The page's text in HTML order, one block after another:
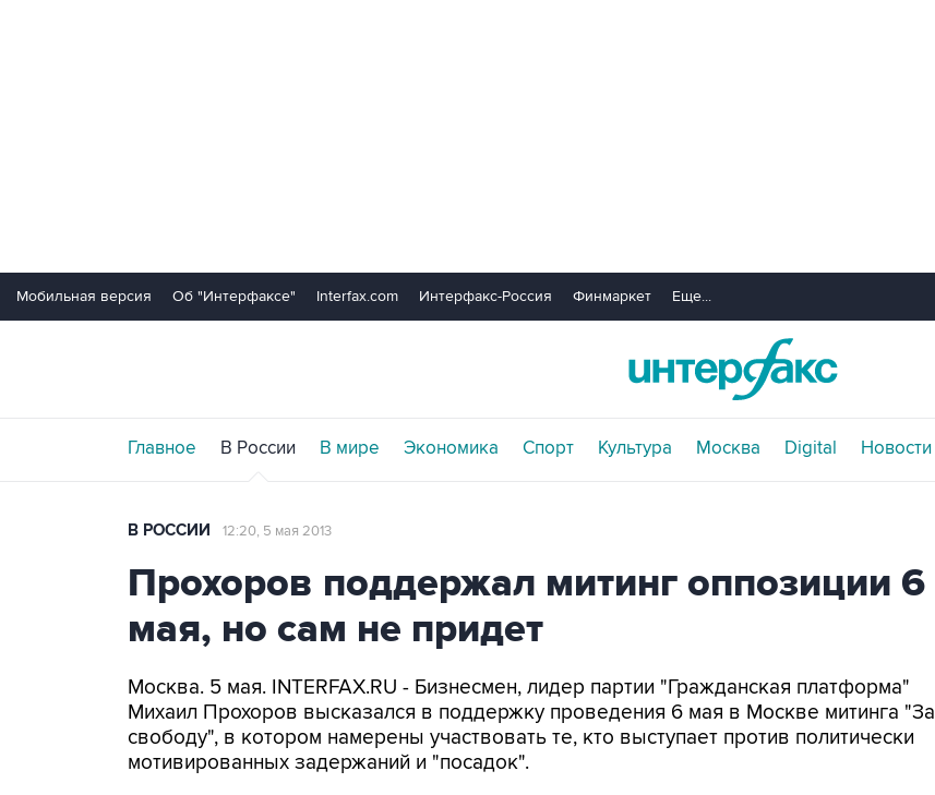
Мобильная версия Об "Интерфаксе" Interfax.com Интерфакс-Россия Финмаркет Еще...
Главное В России В мире Экономика Спорт Культура Москва Digital Новости
В РОССИИ 12:20, 5 мая 2013
Прохоров поддержал митинг оппозиции 6
мая, но сам не придет
Москва. 5 мая. INTERFAX.RU - Бизнесмен, лидер партии "Гражданская платформа"
Михаил Прохоров высказался в поддержку проведения 6 мая в Москве митинга "За
свободу", в котором намерены участвовать те, кто выступает против политически
мотивированных задержаний и "посадок".